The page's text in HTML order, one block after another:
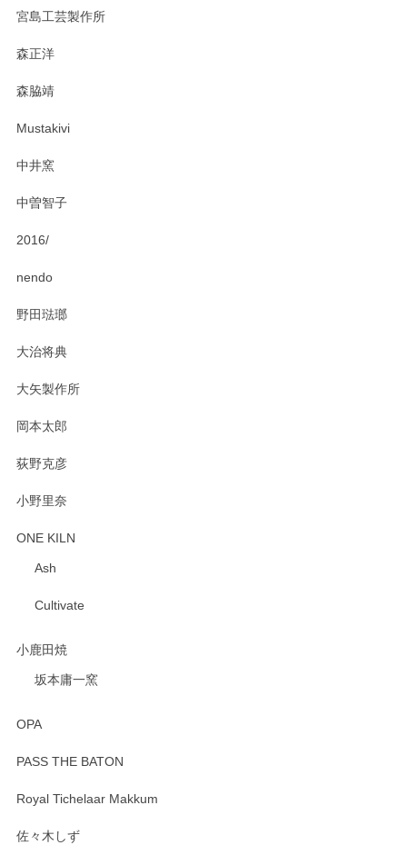
おかけしました。 ありがとうございます。
宮島工芸製作所
森正洋
森脇靖
Mustakivi
中井窯
中曽智子
2016/
nendo
野田琺瑯
大治将典
大矢製作所
岡本太郎
荻野克彦
小野里奈
ONE KILN
Ash
Cultivate
小鹿田焼
坂本庸一窯
OPA
PASS THE BATON
Royal Tichelaar Makkum
佐々木しず